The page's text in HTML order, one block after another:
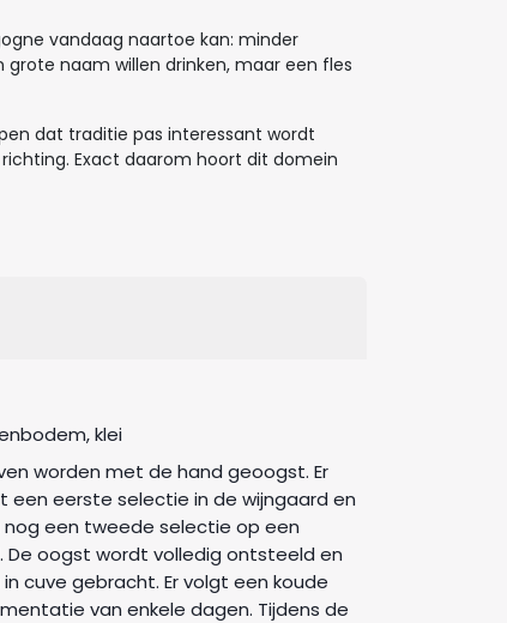
vandaag naartoe kan: minder
naam willen drinken, maar een fles
dat traditie pas interessant wordt
Exact daarom hoort dit domein
klei
worden met de hand geoogst. Er
een eerste selectie in de wijngaard en
nog een tweede selectie op een
De oogst wordt volledig ontsteeld en
cuve gebracht. Er volgt een koude
van enkele dagen. Tijdens de